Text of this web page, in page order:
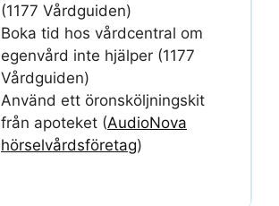
(1177 Vårdguiden)
Boka tid hos vårdcentral om
egenvård inte hjälper (1177
Vårdguiden)
Använd ett öronsköljningskit
från apoteket (AudioNova
hörselvårdsföretag)